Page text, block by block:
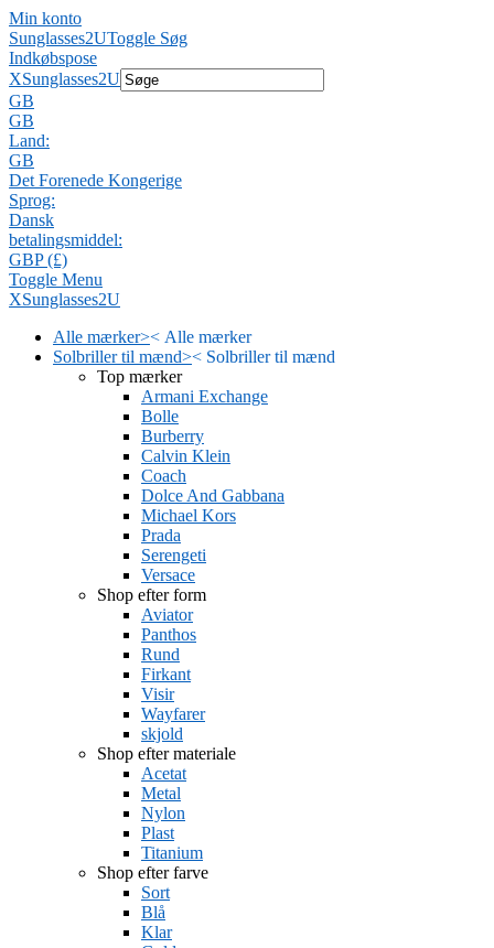
Min konto
Sunglasses2UToggle Søg
Indkøbspose
XSunglasses2U
GB
GB
Land:
GB
Det Forenede Kongerige
Sprog:
Dansk
betalingsmiddel:
GBP (£)
Toggle Menu
XSunglasses2U
Alle mærker>< Alle mærker
Solbriller til mænd>< Solbriller til mænd
Top mærker
Armani Exchange
Bolle
Burberry
Calvin Klein
Coach
Dolce And Gabbana
Michael Kors
Prada
Serengeti
Versace
Shop efter form
Aviator
Panthos
Rund
Firkant
Visir
Wayfarer
skjold
Shop efter materiale
Acetat
Metal
Nylon
Plast
Titanium
Shop efter farve
Sort
Blå
Klar